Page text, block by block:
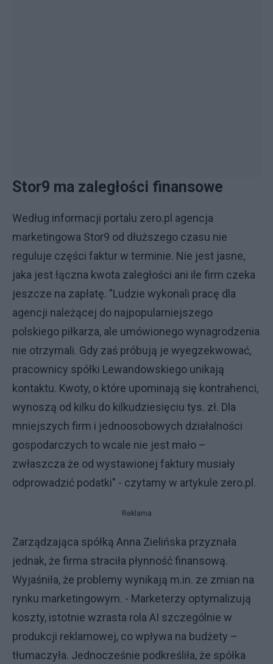
Stor9 ma zaległości finansowe
Według informacji portalu zero.pl agencja
marketingowa Stor9 od dłuższego czasu nie
reguluje części faktur w terminie. Nie jest jasne,
jaka jest łączna kwota zaległości ani ile firm czeka
jeszcze na zapłatę. "Ludzie wykonali pracę dla
agencji należącej do najpopularniejszego
polskiego piłkarza, ale umówionego wynagrodzenia
nie otrzymali. Gdy zaś próbują je wyegzekwować,
pracownicy spółki Lewandowskiego unikają
kontaktu. Kwoty, o które upominają się kontrahenci,
wynoszą od kilku do kilkudziesięciu tys. zł. Dla
mniejszych firm i jednoosobowych działalności
gospodarczych to wcale nie jest mało –
zwłaszcza że od wystawionej faktury musiały
odprowadzić podatki" - czytamy w artykule zero.pl.
Reklama
Zarządzająca spółką Anna Zielińska przyznała
jednak, że firma straciła płynność finansową.
Wyjaśniła, że problemy wynikają m.in. ze zmian na
rynku marketingowym. - Marketerzy optymalizują
koszty, istotnie wzrasta rola AI szczególnie w
produkcji reklamowej, co wpływa na budżety –
tłumaczyła. Jednocześnie podkreśliła, że spółka